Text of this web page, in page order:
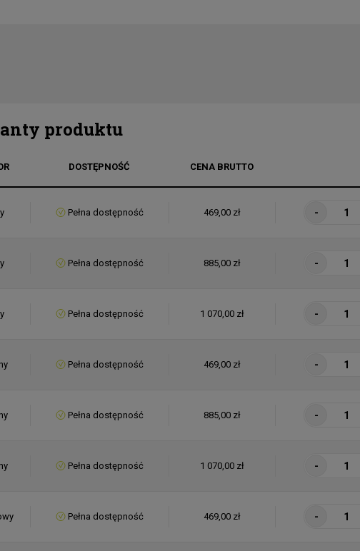
produktu
DOSTĘPNOŚĆ CENA BRUTTO
Pełna dostępność 469,00 zł -
Pełna dostępność 885,00 zł -
Pełna dostępność 1 070,00 zł -
Pełna dostępność 469,00 zł -
Pełna dostępność 885,00 zł -
Pełna dostępność 1 070,00 zł -
Pełna dostępność 469,00 zł -